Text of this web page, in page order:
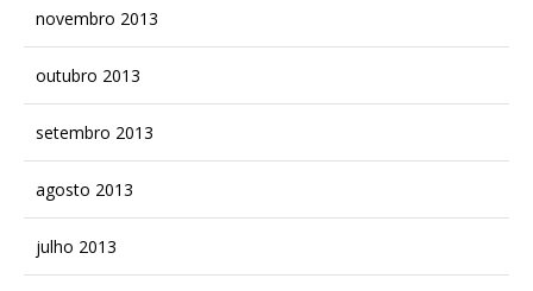
novembro 2013
outubro 2013
setembro 2013
agosto 2013
julho 2013